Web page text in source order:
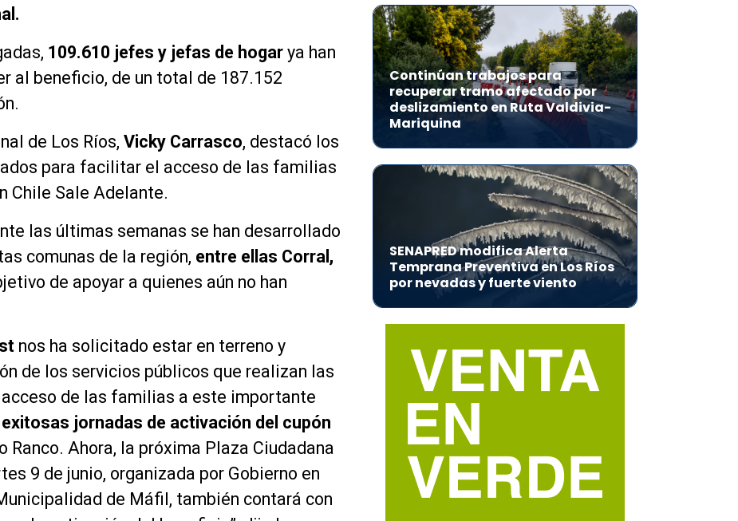
109.610 jefes y jefas de hogar ya han
al beneficio, de un total de 187.152
de Los Ríos, Vicky Carrasco, destacó los
para facilitar el acceso de las familias
Chile Sale Adelante.
las últimas semanas se han desarrollado
comunas de la región, entre ellas Corral,
de apoyar a quienes aún no han
nos ha solicitado estar en terreno y
de los servicios públicos que realizan las
de las familias a este importante
jornadas de activación del cupón
Ranco. Ahora, la próxima Plaza Ciudadana
9 de junio, organizada por Gobierno en
de Máfil, también contará con
Continúan trabajos para
recuperar tramo afectado por
deslizamiento en Ruta Valdivia-
Mariquina
SENAPRED modifica Alerta
Temprana Preventiva en Los Ríos
por nevadas y fuerte viento